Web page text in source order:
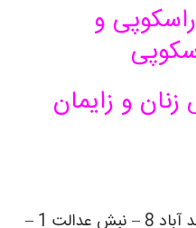
و
و زایمان
آدرس:مشهد؛ احمد آباد – احمد آباد 8 – نبش عدالت 1 –